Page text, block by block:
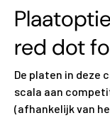
red dot
De platen in deze
scala aan
(afhankelijk van